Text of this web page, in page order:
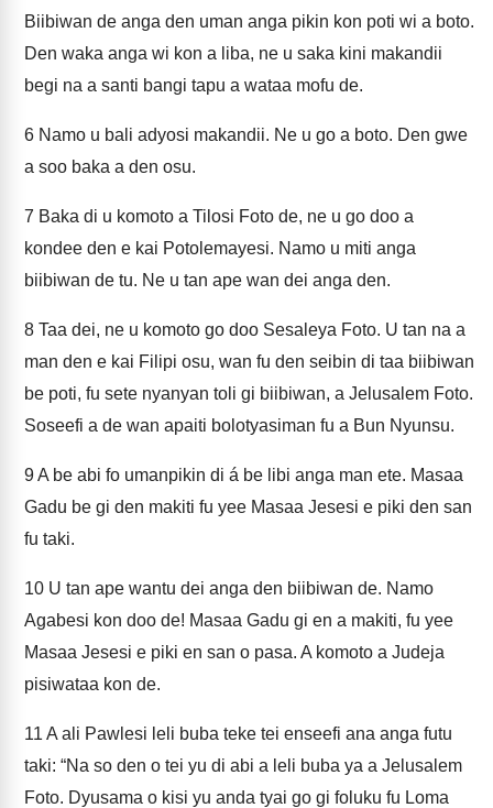
Biibiwan de anga den uman anga pikin kon poti wi a boto.
Den waka anga wi kon a liba, ne u saka kini makandii
begi na a santi bangi tapu a wataa mofu de.
6 Namo u bali adyosi makandii. Ne u go a boto. Den gwe
a soo baka a den osu.
7 Baka di u komoto a Tilosi Foto de, ne u go doo a
kondee den e kai Potolemayesi. Namo u miti anga
biibiwan de tu. Ne u tan ape wan dei anga den.
8 Taa dei, ne u komoto go doo Sesaleya Foto. U tan na a
man den e kai Filipi osu, wan fu den seibin di taa biibiwan
be poti, fu sete nyanyan toli gi biibiwan, a Jelusalem Foto.
Soseefi a de wan apaiti bolotyasiman fu a Bun Nyunsu.
9A be abi fo umanpikin di á be libi anga man ete. Masaa
Gadu be gi den makiti fu yee Masaa Jesesi e piki den san
fu taki.
10 U tan ape wantu dei anga den biibiwan de. Namo
Agabesi kon doo de! Masaa Gadu gi en a makiti, fu yee
Masaa Jesesi e piki en san o pasa. A komoto a Judeja
pisiwataa kon de.
11 A ali Pawlesi leli buba teke tei enseefi ana anga futu
taki: “Na so den o tei yu di abi a leli buba ya a Jelusalem
Foto. Dyusama o kisi yu anda tyai go gi foluku fu Loma